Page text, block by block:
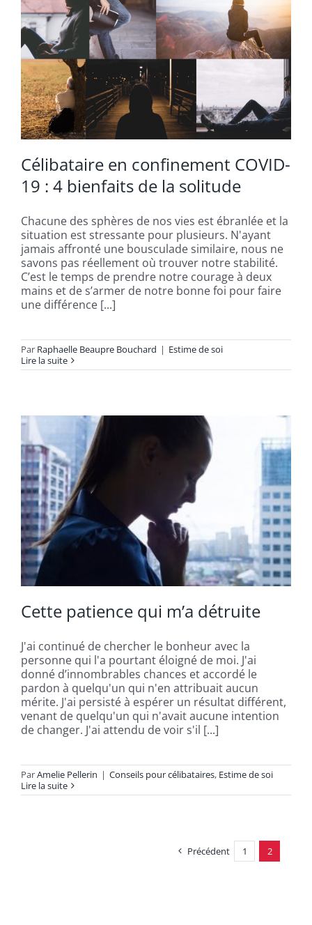
Célibataire en confinement COVID-
19 : 4 bienfaits de la solitude
Chacune des sphères de nos vies est ébranlée et la
situation est stressante pour plusieurs. N'ayant
jamais affronté une bousculade similaire, nous ne
savons pas réellement où trouver notre stabilité.
C’est le temps de prendre notre courage à deux
mains et de s’armer de notre bonne foi pour faire
une différence [...]
Par Raphaelle Beaupre Bouchard | Estime de soi
Lire la suite
Cette patience qui m’a détruite
J'ai continué de chercher le bonheur avec la
personne qui l'a pourtant éloigné de moi. J'ai
donné d’innombrables chances et accordé le
pardon à quelqu'un qui n'en attribuait aucun
mérite. J'ai persisté à espérer un résultat différent,
venant de quelqu'un qui n'avait aucune intention
de changer. J'ai attendu de voir s'il [...]
ParAmelie Pellerin | Conseils pour célibataires, Estime de soi
Lire la suite
Précédent 1 2